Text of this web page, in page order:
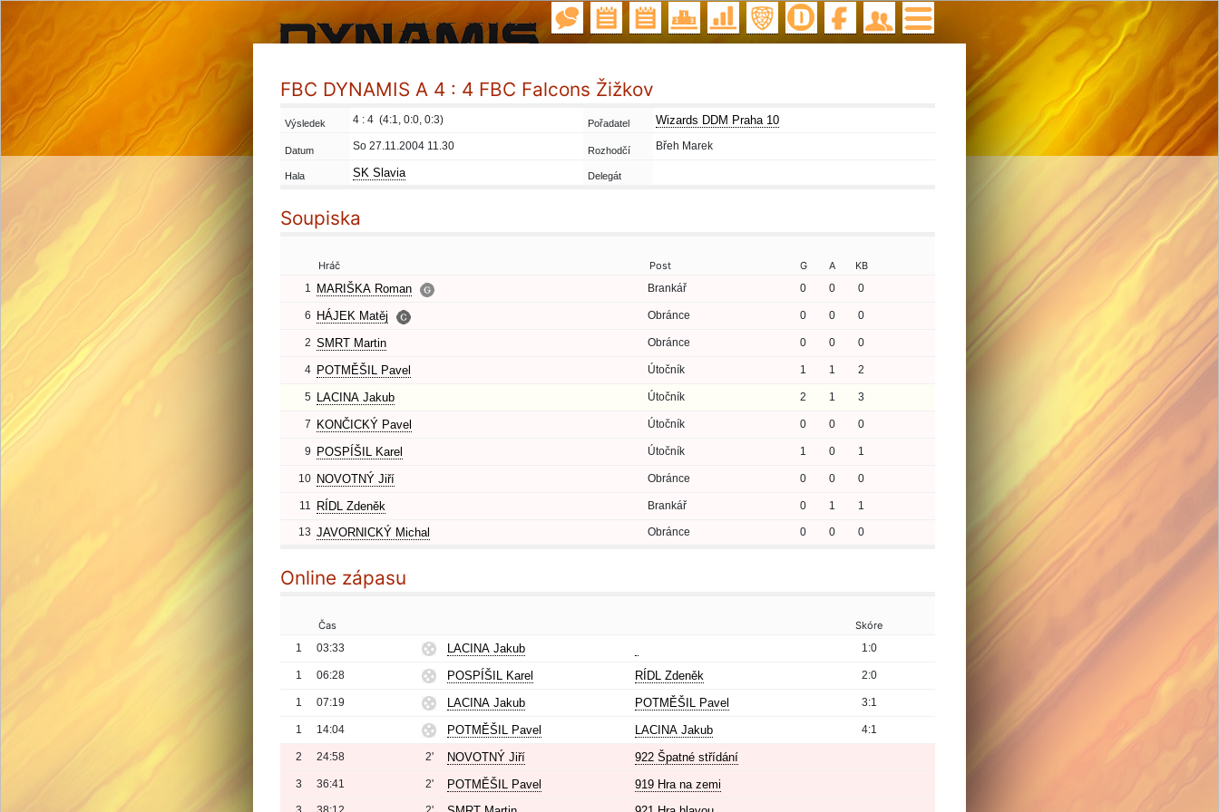
FBC DYNAMIS A 4 : 4 FBC Falcons Žižkov
Výsledek 4 : 4 (4:1, 0:0, 0:3) Pořadatel Wizards DDM Praha 10
Datum So 27.11.2004 11.30 Rozhodčí Břeh Marek
Hala SK Slavia Delegát
Soupiska
Hráč Post G A
KB
1
MARIŠKA Roman Brankář 0 0 0
6 HÁJEK Matěj Obránce 0 0 0
2 SMRT Martin Obránce 0 0 0
4 POTMĚŠIL Pavel Útočník 1 1 2
5 LACINA Jakub Útočník 2 1 3
7 KONČICKÝ Pavel Útočník 0 0 0
9 POSPÍŠIL Karel Útočník 1 0 1
10 NOVOTNÝ Jiří Obránce 0 0 0
11 RÍDL Zdeněk Brankář 0 1 1
13 JAVORNICKÝ Michal Obránce 0 0 0
Online zápasu
Čas
Skóre
1
03:33 LACINA Jakub 1:0
1 06:28 POSPÍŠIL Karel RÍDL Zdeněk 2:0
1 07:19 LACINA Jakub POTMĚŠIL Pavel 3:1
1 14:04 POTMĚŠIL Pavel LACINA Jakub 4:1
2 24:58 2' NOVOTNÝ Jiří 922 Špatné střídání
3 36:41 2' POTMĚŠIL Pavel 919 Hra na zemi